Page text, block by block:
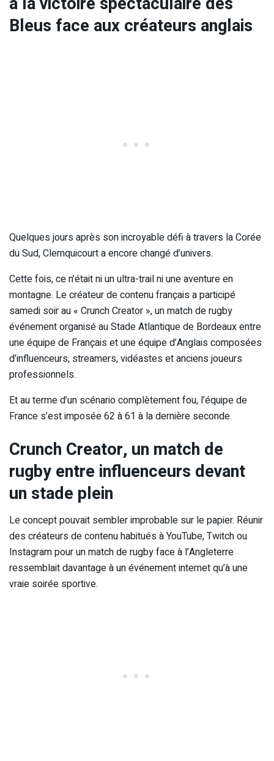
Bleus face aux créateurs anglais
Quelques jours après son incroyable défi à travers la Corée
du Sud, Clemquicourt a encore changé d’univers.
Cette fois, ce n’était ni un ultra-trail ni une aventure en
montagne. Le créateur de contenu français a participé
samedi soir au « Crunch Creator », un match de rugby
événement organisé au Stade Atlantique de Bordeaux entre
une équipe de Français et une équipe d’Anglais composées
d’influenceurs, streamers, vidéastes et anciens joueurs
professionnels.
Et au terme d’un scénario complètement fou, l’équipe de
France s’est imposée 62 à 61 à la dernière seconde.
Crunch Creator, un match de
rugby entre influenceurs devant
un stade plein
Le concept pouvait sembler improbable sur le papier. Réunir
des créateurs de contenu habitués à YouTube, Twitch ou
Instagram pour un match de rugby face à l’Angleterre
ressemblait davantage à un événement internet qu’à une
vraie soirée sportive.